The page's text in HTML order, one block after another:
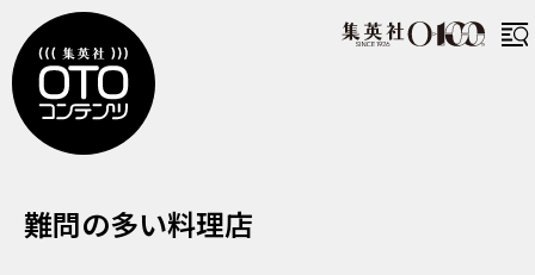
なんもんのおおいりょうりてん
難問の多い料理店